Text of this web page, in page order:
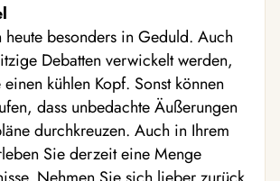
heute besonders in Geduld. Auch
Debatten verwickelt werden,
kühlen Kopf. Sonst können
dass unbedachte Äußerungen
durchkreuzen. Auch in Ihrem
Sie derzeit eine Menge